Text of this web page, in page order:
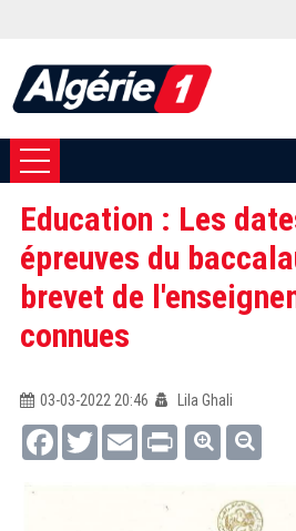
Education : Les
épreuves du
brevet de
connues
03-03-2022 20:46
Lila Ghali
FacebookTwitterEmail Print